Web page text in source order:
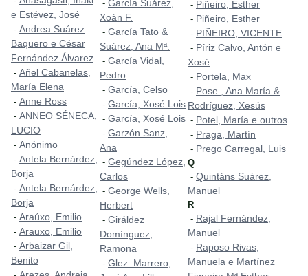
e Estévez, José
- Andrea Suárez
Baquero e César
Fernández Álvarez
- Añel Cabanelas,
María Elena
- Anne Ross
- ANNEO SÉNECA,
LUCIO
- Anónimo
- Antela Bernárdez,
Borja
- Antela Bernárdez,
Borja
- Araúxo, Emilio
- Arauxo, Emilio
- Arbaizar Gil,
Benito
- García Suárez,
Xoán F.
- García Tato &
Suárez, Ana Mª.
- García Vidal,
Pedro
- García, Celso
- García, Xosé Lois
- García, Xosé Lois
- Garzón Sanz,
Ana
- Gegúndez López,
Carlos
- George Wells,
Herbert
- Giráldez
Domínguez,
Ramona
- Glez. Marrero,
- Piñeiro, Esther
- Piñeiro, Esther
- PIÑEIRO, VICENTE
- Píriz Calvo, Antón e
Xosé
- Portela, Max
- Pose , Ana María &
Rodríguez, Xesús
- Potel, María e outros
- Praga, Martín
- Prego Carregal, Luis
Q
- Quintáns Suárez,
Manuel
R
- Rajal Fernández,
Manuel
- Raposo Rivas,
Manuela e Martínez